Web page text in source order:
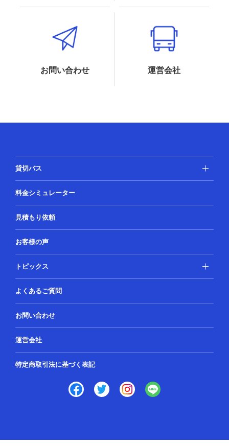
お問い合わせ 運営会社
貸切バス
料金シミュレーター
見積もり依頼
お客様の声
トピックス
よくあるご質問
お問い合わせ
運営会社
特定商取引法に基づく表記